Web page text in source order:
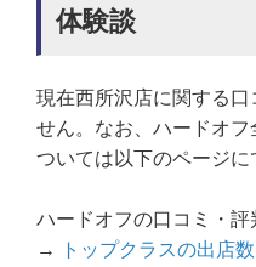
体験談
現在西所沢店に関する口
せん。なお、ハードオ
ついては以下のページに
ハードオフの口コミ・評
→
トップクラスの出店